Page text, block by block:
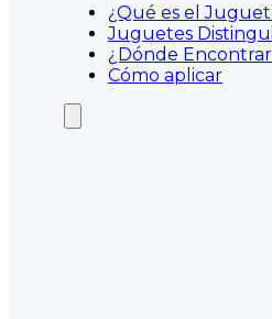
¿Qué es el
Juguetes
¿Dónde
Cómo aplicar